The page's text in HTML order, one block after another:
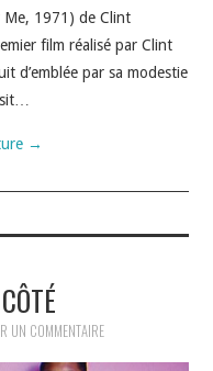
Me, 1971) de Clint
film réalisé par Clint
d’emblée par sa modestie
→
UN COMMENTAIRE